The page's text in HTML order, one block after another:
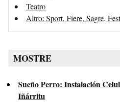
Teatro
Altro: Sport, Fiere, Sagre,
MOSTRE
Sueño Perro: Instalación
Iñárritu